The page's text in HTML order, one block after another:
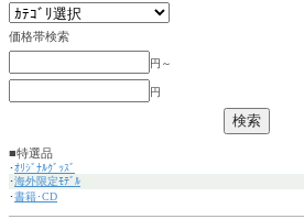
価格帯検索
円～
円
■特選品
･ｵﾘｼﾞﾅﾙｸﾞｯｽﾞ
･海外限定ﾓﾃﾞﾙ
･書籍･CD